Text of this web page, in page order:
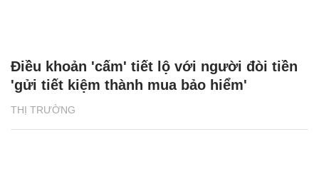
THỊ TRƯỜNG
Điều khoản 'cấm' tiết lộ với người đòi tiền
'gửi tiết kiệm thành mua bảo hiểm'